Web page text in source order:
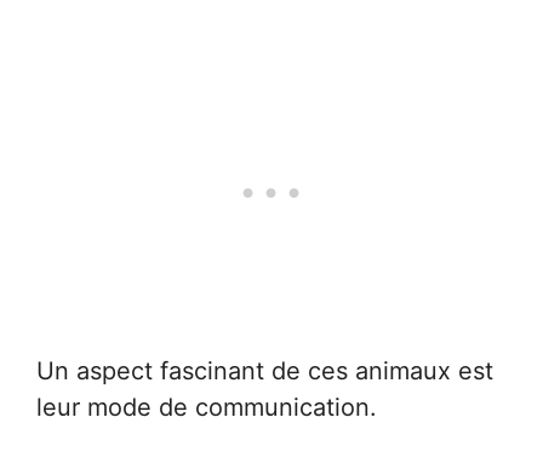
Un aspect fascinant de ces animaux est
leur mode de communication.